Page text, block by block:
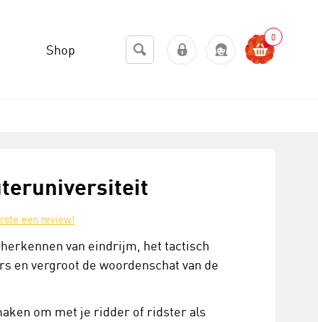
Shop
0
een review!
van eindrijm, het tactisch
en vergroot de woordenschat van de
om met je ridder of ridster als